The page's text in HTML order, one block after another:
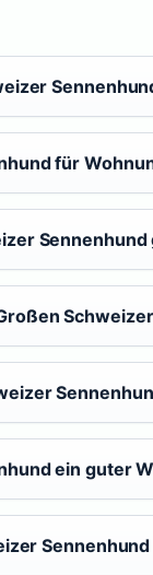
für
ein guter
Sennenhund